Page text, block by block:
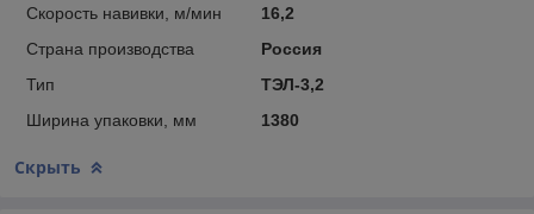
Скорость навивки, м/мин
16,2
Страна производства
Россия
Тип
ТЭЛ-3,2
Ширина упаковки, мм
1380
Скрыть